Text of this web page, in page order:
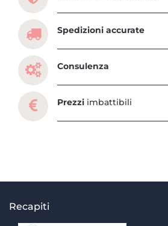
Spedizioni accurate
Consulenza
Prezzi imbattibili
Recapiti